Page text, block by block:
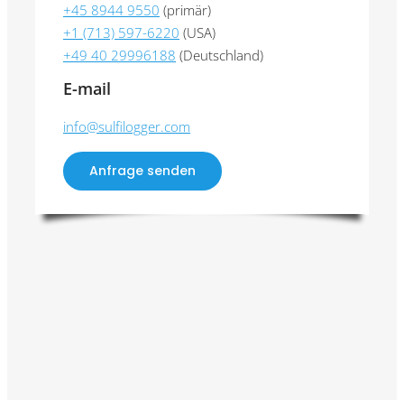
+45 8944 9550 (primär)
+1 (713) 597-6220 (USA)
+49 40 29996188 (Deutschland)
E-mail
info@sulfilogger.com
Anfrage senden